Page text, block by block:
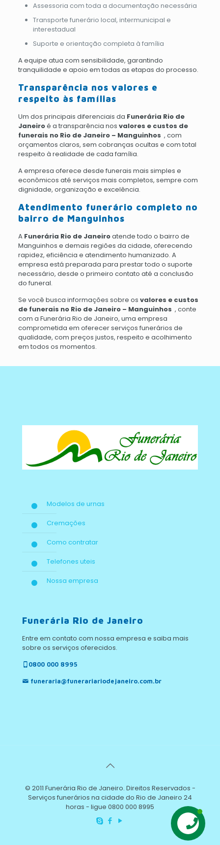
Assessoria com toda a documentação necessária
Transporte funerário local, intermunicipal e
interestadual
Suporte e orientação completa à família
A equipe atua com sensibilidade, garantindo
tranquilidade e apoio em todas as etapas do processo.
Transparência nos valores e
respeito às famílias
Um dos principais diferenciais da Funerária Rio de
Janeiroé a transparência nos valores e custos de
funerais no Rio de Janeiro – Manguinhos , com
orçamentos claros, sem cobranças ocultas e com total
respeito à realidade de cada família.
A empresa oferece desde funerais mais simples e
econômicos até serviços mais completos, sempre com
dignidade, organização e excelência.
Atendimento funerário completo no
bairro de Manguinhos
A Funerária Rio de Janeiroatende todo o bairro de
Manguinhos e demais regiões da cidade, oferecendo
rapidez, eficiência e atendimento humanizado. A
empresa está preparada para prestar todo o suporte
necessário, desde o primeiro contato até a conclusão
do funeral.
Se você busca informações sobre os valores e custos
de funerais no Rio de Janeiro – Manguinhos , conte
com a Funerária Rio de Janeiro, uma empresa
comprometida em oferecer serviços funerários de
qualidade, com preços justos, respeito e acolhimento
em todos os momentos.
Modelos de urnas
Cremações
Como contratar
Telefones uteis
Nossa empresa
Funerária Rio de Janeiro
Entre em contato com nossa empresa e saiba mais
sobre os serviços oferecidos.
0800 000 8995
funeraria@funerariariodejaneiro.com.br
© 2011 Funerária Rio de Janeiro. Direitos Reservados -
Serviços funerários na cidade do Rio de Janeiro 24
horas - ligue 0800 000 8995